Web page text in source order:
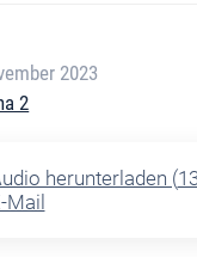
2023
2
herunterladen (
Mail